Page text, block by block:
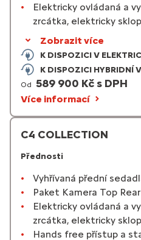
Elektricky ovládaná a
zrcátka, elektricky
Zobrazit více
K DISPOZICI V
K DISPOZICI HYBRIDNÍ
Od 589 900 Kč s DPH
Více informací
C4 COLLECTION
Přednosti
Vyhřívaná přední
Paket Kamera Top
Elektricky ovládaná a
zrcátka, elektricky
Hands free přístup a